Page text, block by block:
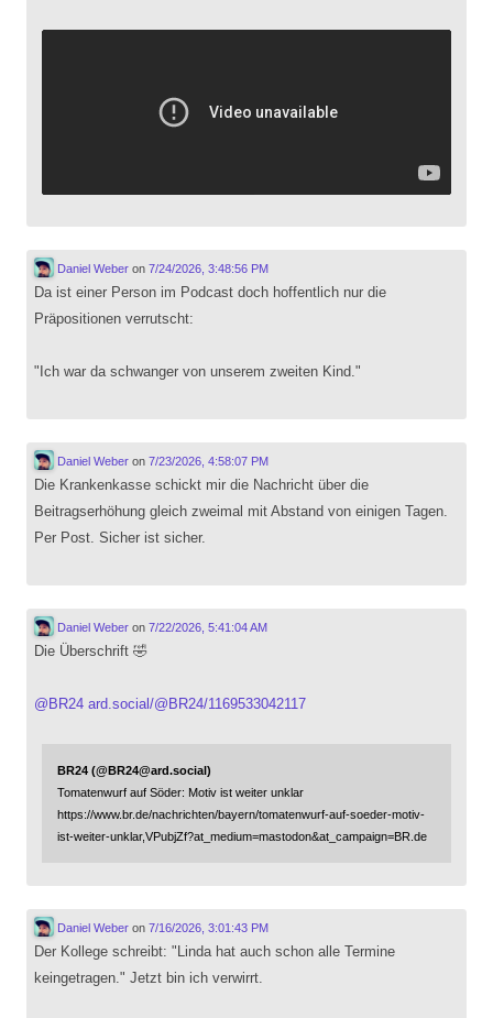
Daniel Weberon 7/24/2026, 3:48:56 PM
Da ist einer Person im Podcast doch hoffentlich nur die
Präpositionen verrutscht:
"Ich war da schwanger von unserem zweiten Kind."
Daniel Weberon 7/23/2026, 4:58:07 PM
Die Krankenkasse schickt mir die Nachricht über die
Beitragserhöhung gleich zweimal mit Abstand von einigen Tagen.
Per Post. Sicher ist sicher.
Daniel Weberon 7/22/2026, 5:41:04 AM
Die Überschrift 🤣
@ BR24 ard.social/@BR24/1169533042117
BR24 (@BR24@ard.social)
Tomatenwurf auf Söder: Motiv ist weiter unklar
https://www.br.de/nachrichten/bayern/tomatenwurf-auf-soeder-motiv-
ist-weiter-unklar,VPubjZf?at_medium=mastodon&at_campaign=BR.de
Daniel Weberon 7/16/2026, 3:01:43 PM
Der Kollege schreibt: "Linda hat auch schon alle Termine
keingetragen." Jetzt bin ich verwirrt.